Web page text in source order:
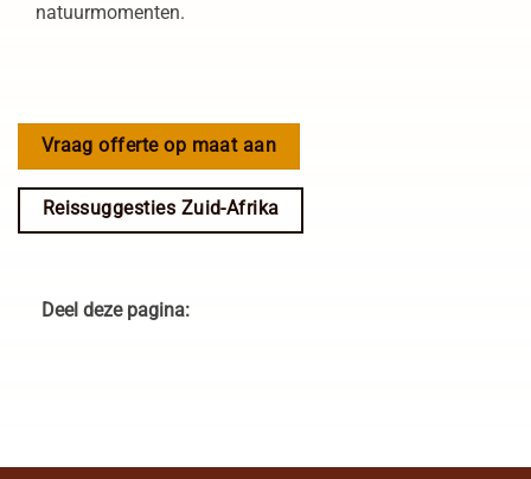
natuurmomenten.
Vraag offerte op maat aan
Reissuggesties Zuid-Afrika
Deel deze pagina: